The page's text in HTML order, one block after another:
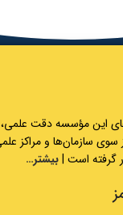
این مؤسسه دقت
سوی سازمان‌ها و مراکز
گرفته است |بیشتر…